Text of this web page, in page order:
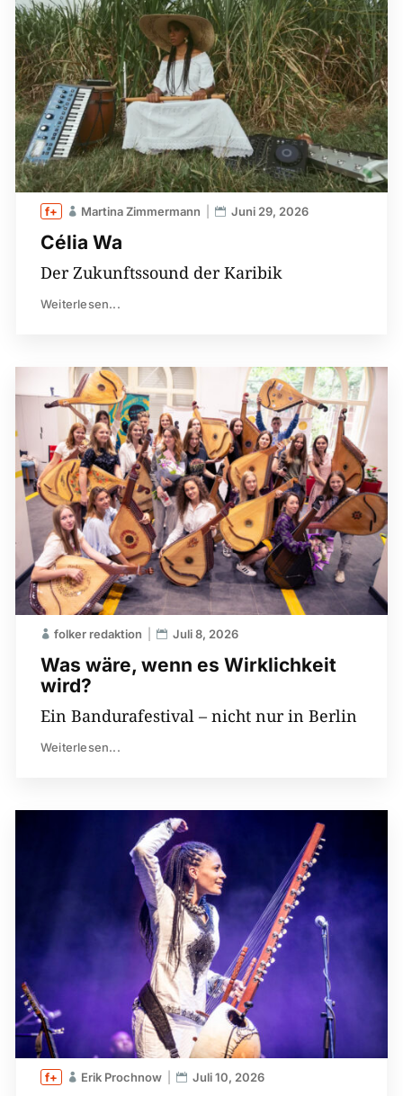
Célia Wa
Martina Zimmermann Juni 29, 2026
Der Zukunftssound der Karibik
Weiterlesen...
Was wäre, wenn es Wirklichkeit
wird?
folker redaktion Juli 8, 2026
Ein Bandurafestival – nicht nur in Berlin
Weiterlesen...
Erik Prochnow Juli 10, 2026